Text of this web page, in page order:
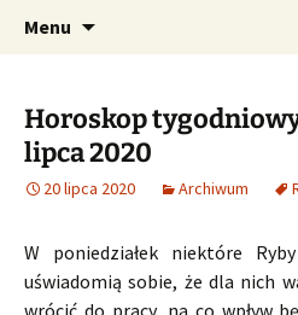
CzaroMarowy
dzienny,
tygodniowy
Profesjonalne
Menu
Horoskop
lipca 2020
20 lipca 2020 Archiwum
W poniedziałek niektóre
uświadomią sobie, że dla nich
wrócić do pracy, na co wpływ